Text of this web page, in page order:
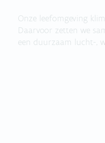
Onze leefomgeving
Daarvoor zetten we
een duurzaam lucht-,